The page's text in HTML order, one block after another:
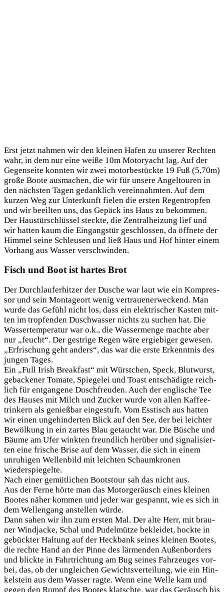
Erst jetzt nah­men wir den klei­nen Hafen zu unse­rer Rech­ten
wahr, in dem nur eine wei­ße 10m Motor­yacht lag. Auf der
Gegen­sei­te konn­ten wir zwei motor­be­stück­te 19 Fuß (5,70m)
gro­ße Boo­te aus­ma­chen, die wir für unse­re Angel­tou­ren in
den nächs­ten Tagen gedank­lich ver­ein­nahm­ten. Auf dem
kur­zen Weg zur Unter­kunft fie­len die ers­ten Regen­trop­fen
und wir beeil­ten uns, das Gepäck ins Haus zu bekom­men.
Der Haus­tür­schlüs­sel steck­te, die Zen­tral­hei­zung lief und
wir hat­ten kaum die Ein­gangs­tür geschlos­sen, da öff­ne­te der
Him­mel sei­ne Schleu­sen und ließ Haus und Hof hin­ter einem
Vor­hang aus Was­ser verschwinden.
Fisch und Boot ist hartes Brot
Der Durch­lauf­er­hit­zer der Dusche war laut wie ein Kom­pres­
sor und sein Mon­ta­ge­ort wenig ver­trau­en­er­we­ckend. Man
wur­de das Gefühl nicht los, dass ein elek­tri­scher Kas­ten mit­
ten im trop­fen­den Dusch­was­ser nichts zu suchen hat. Die
Was­ser­tem­pe­ra­tur war o.k., die Was­ser­men­ge mach­te aber
nur „feucht“. Der gest­ri­ge Regen wäre ergie­bi­ger gewe­sen.
„Erfri­schung geht anders“, das war die ers­te Erkennt­nis des
jun­gen Tages.
Ein „Full Irish Break­fast“ mit Würst­chen, Speck, Blut­wurst,
geba­cke­ner Toma­te, Spie­gelei und Toast ent­schä­dig­te reich­
lich für ent­gan­ge­ne Dusch­freu­den. Auch der eng­li­sche Tee
des Hau­ses mit Milch und Zucker wur­de von allen Kaf­fee­
trin­kern als genieß­bar ein­ge­stuft. Vom Ess­tisch aus hat­ten
wir einen unge­hin­der­ten Blick auf den See, der bei leich­ter
Bewöl­kung in ein zar­tes Blau getaucht war. Die Büsche und
Bäu­me am Ufer wink­ten freund­lich her­über und signa­li­sier­
ten eine fri­sche Bri­se auf dem Was­ser, die sich in einem
unru­hi­gen Wel­len­bild mit leich­ten Schaum­kro­nen
wiederspiegelte.
Nach einer gemüt­li­chen Boots­tour sah das nicht aus.
Aus der Fer­ne hör­te man das Motor­ge­räusch eines klei­nen
Boo­tes näher kom­men und jeder war gespannt, wie es sich in
dem Wel­len­gang anstel­len würde.
Dann sahen wir ihn zum ers­ten Mal. Der alte Herr, mit brau­
ner Wind­ja­cke, Schal und Pudel­müt­ze beklei­det, hock­te in
gebück­ter Hal­tung auf der Heck­bank sei­nes klei­nen Boo­tes,
die rech­te Hand an der Pin­ne des lär­men­den Außen­bor­ders
und blick­te in Fahrt­rich­tung am Bug sei­nes Fahr­zeu­ges vor­
bei, das, ob der unglei­chen Gewichts­ver­tei­lung, wie ein Hin­
kel­stein aus dem Was­ser rag­te. Wenn eine Wel­le kam und
gegen den Rumpf des Boo­tes klatsch­te, war das Geräusch bis